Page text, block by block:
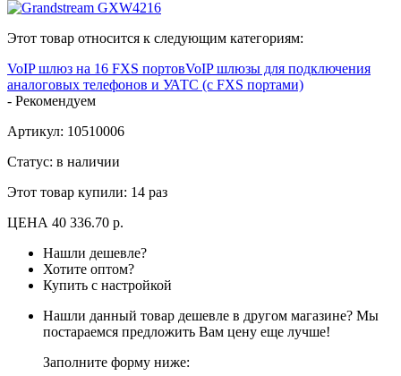
Этот товар относится к следующим категориям:
VoIP шлюз на 16 FXS портовVoIP шлюзы для подключения
аналоговых телефонов и УАТС (с FXS портами)
- Рекомендуем
Артикул: 10510006
Статус: в наличии
Этот товар купили: 14 раз
ЦЕНА 40 336.70 р.
Нашли дешевле?
Хотите оптом?
Купить с настройкой
Нашли данный товар дешевле в другом магазине? Мы
постараемся предложить Вам цену еще лучше!
Заполните форму ниже: